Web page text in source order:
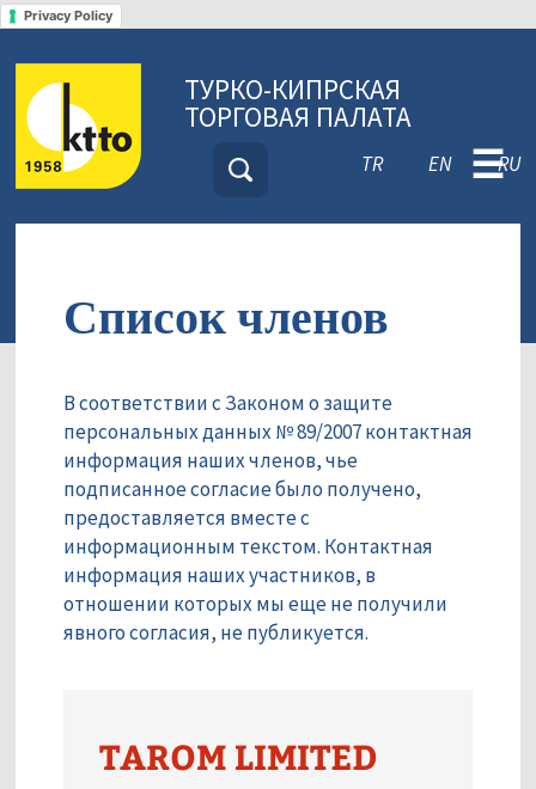
Privacy Policy
ТУРКО-КИПРСКАЯ
ТОРГОВАЯ ПАЛАТА
TR EN RU
☰
Список членов
В соответствии с Законом о защите
персональных данных № 89/2007 контактная
информация наших членов, чье
подписанное согласие было получено,
предоставляется вместе с
информационным текстом. Контактная
информация наших участников, в
отношении которых мы еще не получили
явного согласия, не публикуется.
TAROM LIMITED